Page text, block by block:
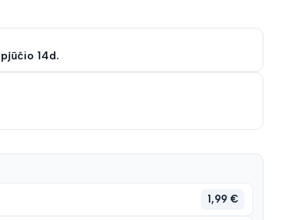
norų
sąrašą
14d.
1,99 €